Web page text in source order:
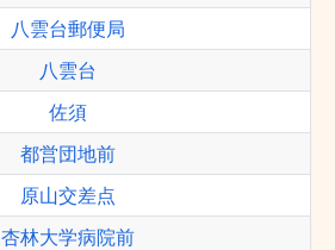
八雲台郵便局
八雲台
佐須
都営団地前
原山交差点
杏林大学病院前